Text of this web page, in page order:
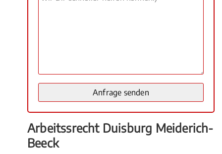
Arbeitssrecht Duisburg Meiderich-
Beeck